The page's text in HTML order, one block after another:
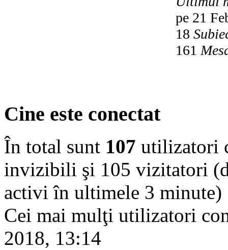
pe 21
18
161
Cine este conectat
În total sunt 107 utilizatori
invizibili şi 105 vizitatori
activi în ultimele 3 minute)
Cei mai mulţi utilizatori
2018, 13:14